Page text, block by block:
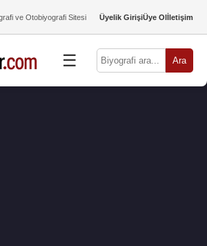
ve Otobiyografi Sitesi Üyelik GirişiÜye Olİletişim
☰ Ara